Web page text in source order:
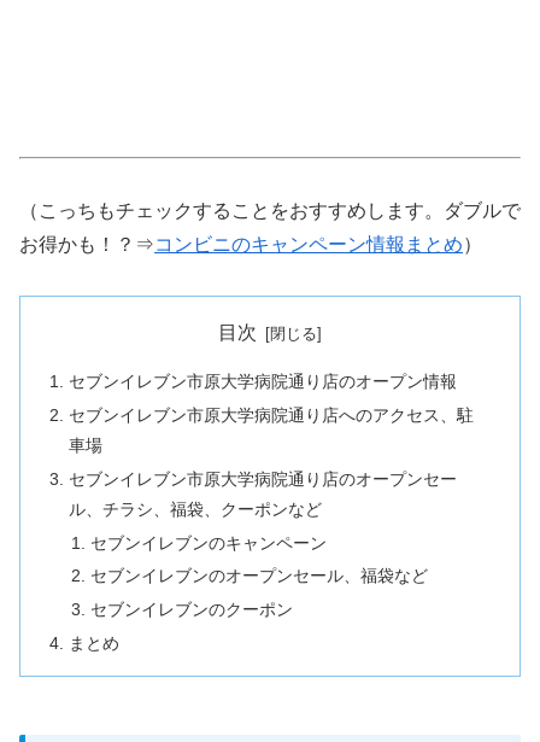
（こっちもチェックすることをおすすめします。ダブルで
お得かも！？⇒コンビニのキャンペーン情報まとめ）
目次
セブンイレブン市原大学病院通り店のオープン情報
セブンイレブン市原大学病院通り店へのアクセス、駐
車場
セブンイレブン市原大学病院通り店のオープンセー
ル、チラシ、福袋、クーポンなど
セブンイレブンのキャンペーン
セブンイレブンのオープンセール、福袋など
セブンイレブンのクーポン
まとめ